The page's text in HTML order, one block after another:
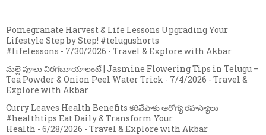
Pomegranate Harvest & Life Lessons Upgrading Your
Lifestyle Step by Step! #telugushorts
#lifelessons - 7/30/2026 - Travel & Explore with Akbar
మల్లె పూలు విరగబూయాలంటే | Jasmine Flowering Tips in Telugu –
Tea Powder & Onion Peel Water Trick - 7/4/2026 - Travel &
Explore with Akbar
Curry Leaves Health Benefits కరివేపాకు ఆరోగ్య రహస్యాలు
#healthtips Eat Daily & Transform Your
Health - 6/28/2026 - Travel & Explore with Akbar